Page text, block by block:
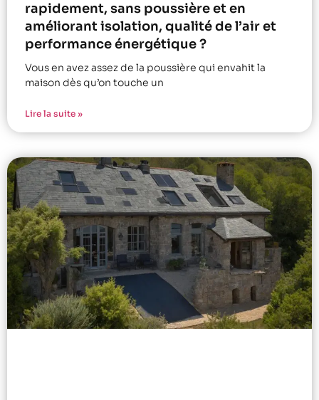
rapidement, sans poussière et en
améliorant isolation, qualité de l’air et
performance énergétique ?
Vous en avez assez de la poussière qui envahit la
maison dès qu’on touche un
Lire la suite »